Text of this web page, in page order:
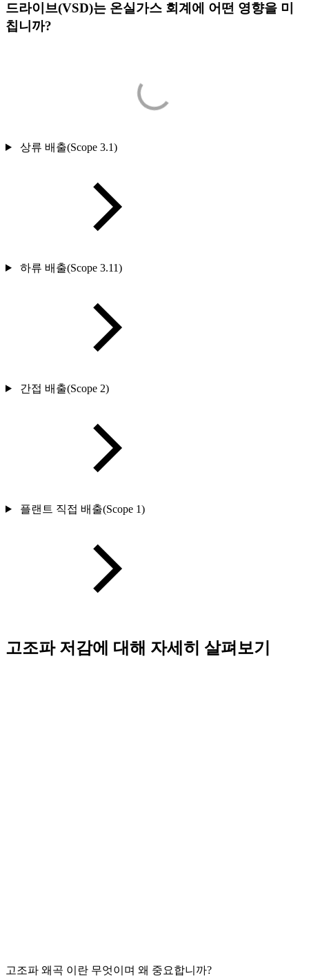
드라이브(VSD)는 온실가스 회계에 어떤 영향을 미
칩니까?
상류 배출(Scope 3.1)
하류 배출(Scope 3.11)
간접 배출(Scope 2)
플랜트 직접 배출(Scope 1)
고조파 저감에 대해 자세히 살펴보기
고조파 왜곡 이란 무엇이며 왜 중요합니까?